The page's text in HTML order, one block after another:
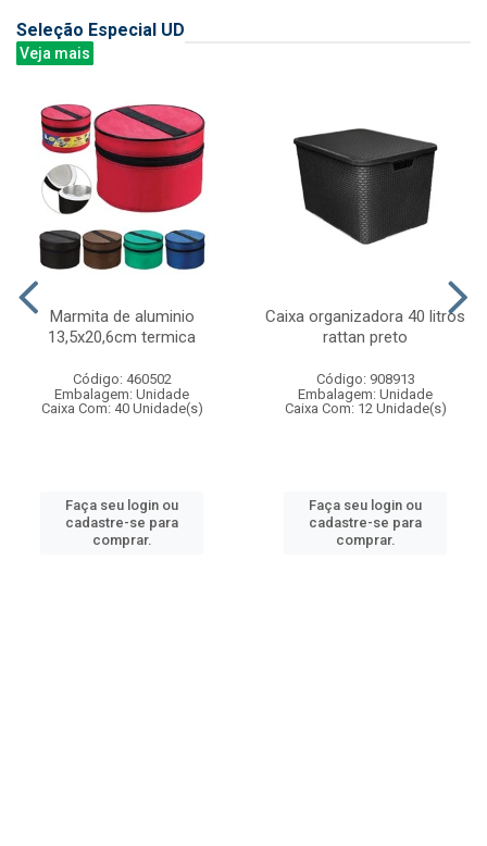
Seleção Especial UD
Veja mais
Marmita de aluminio
13,5x20,6cm termica
Código: 460502
Embalagem: Unidade
Caixa Com: 40 Unidade(s)
Faça seu login ou
cadastre-se para
comprar.
Caixa organizadora 40 litros
rattan preto
Código: 908913
Embalagem: Unidade
Caixa Com: 12 Unidade(s)
Faça seu login ou
cadastre-se para
comprar.